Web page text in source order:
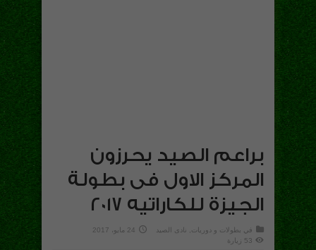
براعم الصيد يحرزون
المركز الاول فى بطولة
الجيزة للكاراتيه 2017
في بطولات و دوريات نادى الصيد
24 مايو، 2017
53 زيارة